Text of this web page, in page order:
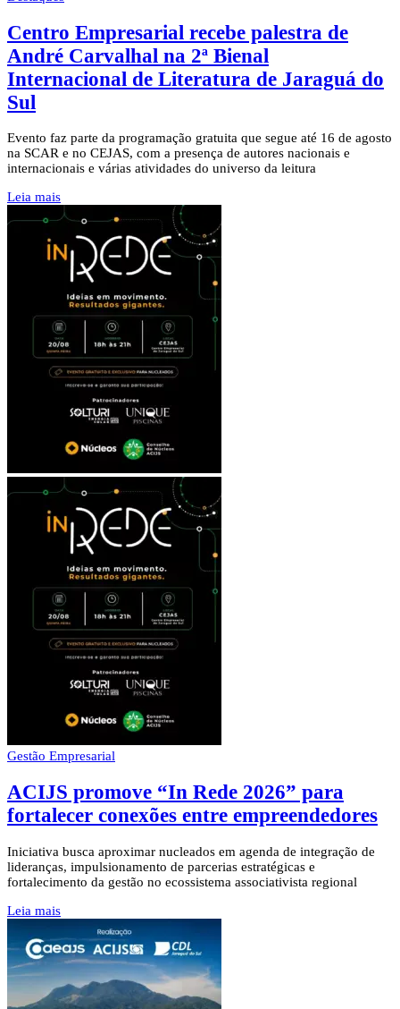
Centro Empresarial recebe palestra de
André Carvalhal na 2ª Bienal
Internacional de Literatura de Jaraguá do
Sul
Evento faz parte da programação gratuita que segue até 16 de agosto
na SCAR e no CEJAS, com a presença de autores nacionais e
internacionais e várias atividades do universo da leitura
Leia mais
Gestão Empresarial
ACIJS promove “In Rede 2026” para
fortalecer conexões entre empreendedores
Iniciativa busca aproximar nucleados em agenda de integração de
lideranças, impulsionamento de parcerias estratégicas e
fortalecimento da gestão no ecossistema associativista regional
Leia mais